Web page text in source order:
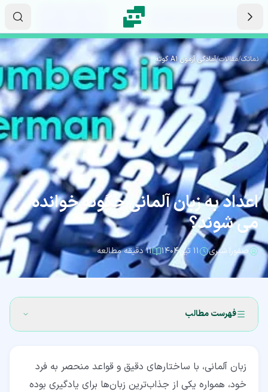
نماتک/مقالات/آمادگی آزمون A1 گوته
اعداد به زبان آلمانی چگونه خوانده
می شوند؟
صفورا شیری ۱۱ تیر ۱۴۰۴ ۱۱ دقیقه مطالعه
فهرست مطالب
۲‏- تلفظ و کاربرد اعداد به زبان آلمانی (1-10)
زبان آلمانی، با ساختارهای دقیق و قواعد منحصر به فرد
خود، همواره یکی از جذاب‌ترین زبان‌ها برای یادگیری بوده